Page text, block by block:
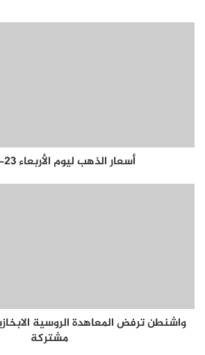
أسعار الذهب ليوم الأربعاء 23-11-2016
واشنطن ترفض المعاهدة الروسية
مشتركة